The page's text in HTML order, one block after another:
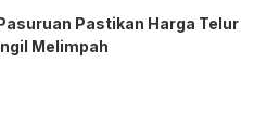
Pastikan Harga Telur
Melimpah